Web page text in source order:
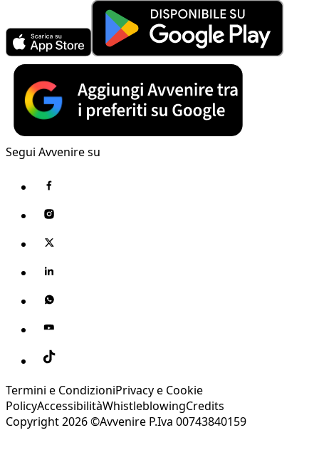
Segui Avvenire su
Termini e CondizioniPrivacy e Cookie
PolicyAccessibilitàWhistleblowingCredits
Copyright 2026 ©Avvenire P.Iva 00743840159